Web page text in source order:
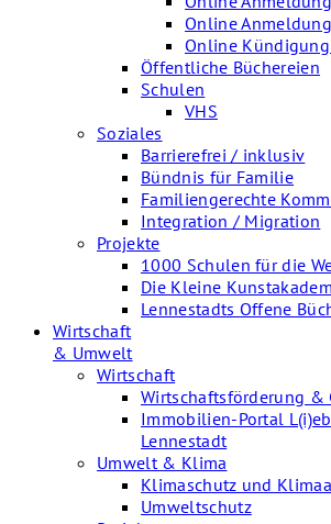
Online
Online
Öffentliche Büchereien
Schulen
VHS
Soziales
Barrierefrei / inklusiv
Bündnis für Familie
Familiengerechte
Integration / Migration
Projekte
1000 Schulen für die
Die Kleine
Lennestadts Offene
Wirtschaft
& Umwelt
Wirtschaft
Wirtschaftsförderung &
Immobilien-Portal
Lennestadt
Umwelt & Klima
Klimaschutz und
Umweltschutz